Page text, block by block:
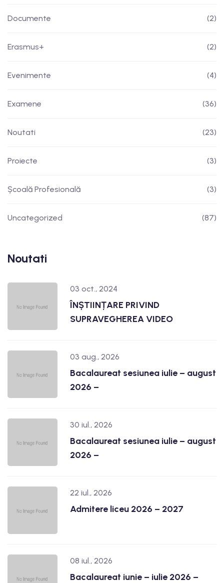
Documente (2)
Erasmus+ (2)
Evenimente (4)
Examene (36)
Noutati (23)
Proiecte (3)
Școală Profesională (3)
Uncategorized (87)
Noutati
03 oct., 2024
ÎNȘTIINȚARE PRIVIND
SUPRAVEGHEREA VIDEO
03 aug., 2026
Bacalaureat sesiunea iulie – august
2026 –
30 iul., 2026
Bacalaureat sesiunea iulie – august
2026 –
22 iul., 2026
Admitere liceu 2026 – 2027
08 iul., 2026
Bacalaureat iunie – iulie 2026 –